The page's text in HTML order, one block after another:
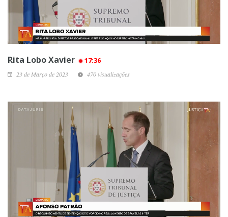
Rita Lobo Xavier 17:36
23 de Março de 2023 470 visualizações